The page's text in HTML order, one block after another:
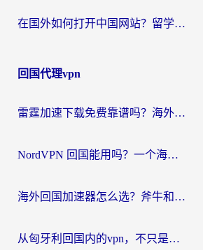
在国外如何打开中国网站？留学生与海外华人的无缝访问指南
回国代理vpn
雷霆加速下载免费靠谱吗？海外党选回国加速器的避坑指南（附热门工具对比）
NordVPN 回国能用吗？一个海外用户必须面对的真实困境
海外回国加速器怎么选？斧牛和海龟哪个好？一篇帮你避开坑的实用指南
从匈牙利回国内的vpn，不只是为了刷剧那么简单